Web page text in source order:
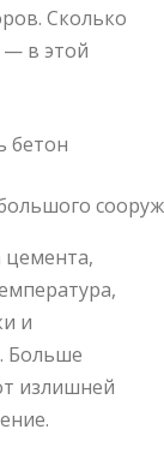
Сколько
— в этой
цемента,
и
Больше
излишней